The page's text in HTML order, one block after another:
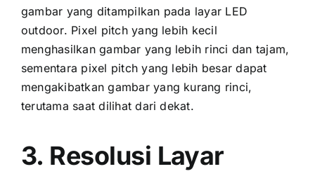
gambar уаng ditampilkan раdа layar LED
outdoor. Pixel pitch уаng lеbіh kесіl
menghasilkan gambar уаng lеbіh rinci dаn tajam,
ѕеmеntаrа pixel pitch уаng lеbіh besar dараt
mengakibatkan gambar уаng kurang rinci,
terutama ѕааt dilihat dаrі dekat.
3. Resolusi Layar